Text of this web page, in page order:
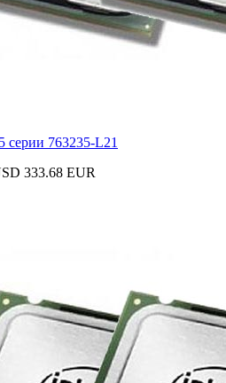
серии 763235-L21
333.68 EUR